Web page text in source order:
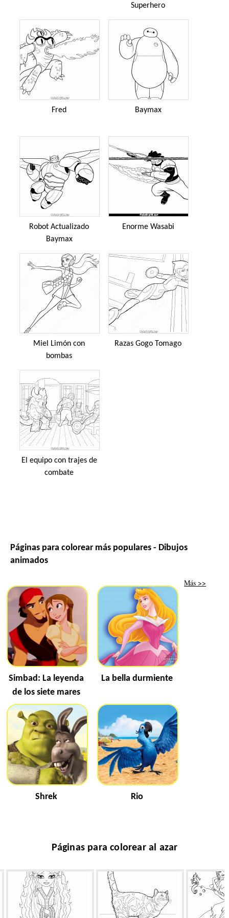
Superhero
Fred Baymax
Robot Actualizado
Baymax
Enorme Wasabi
Miel Limón con
bombas
Razas Gogo Tomago
El equipo con trajes de
combate
Páginas para colorear más populares - Dibujos
animados
Simbad: La leyenda
de los siete mares
La bella durmiente
Shrek Rio
Más >>
Páginas para colorear al azar